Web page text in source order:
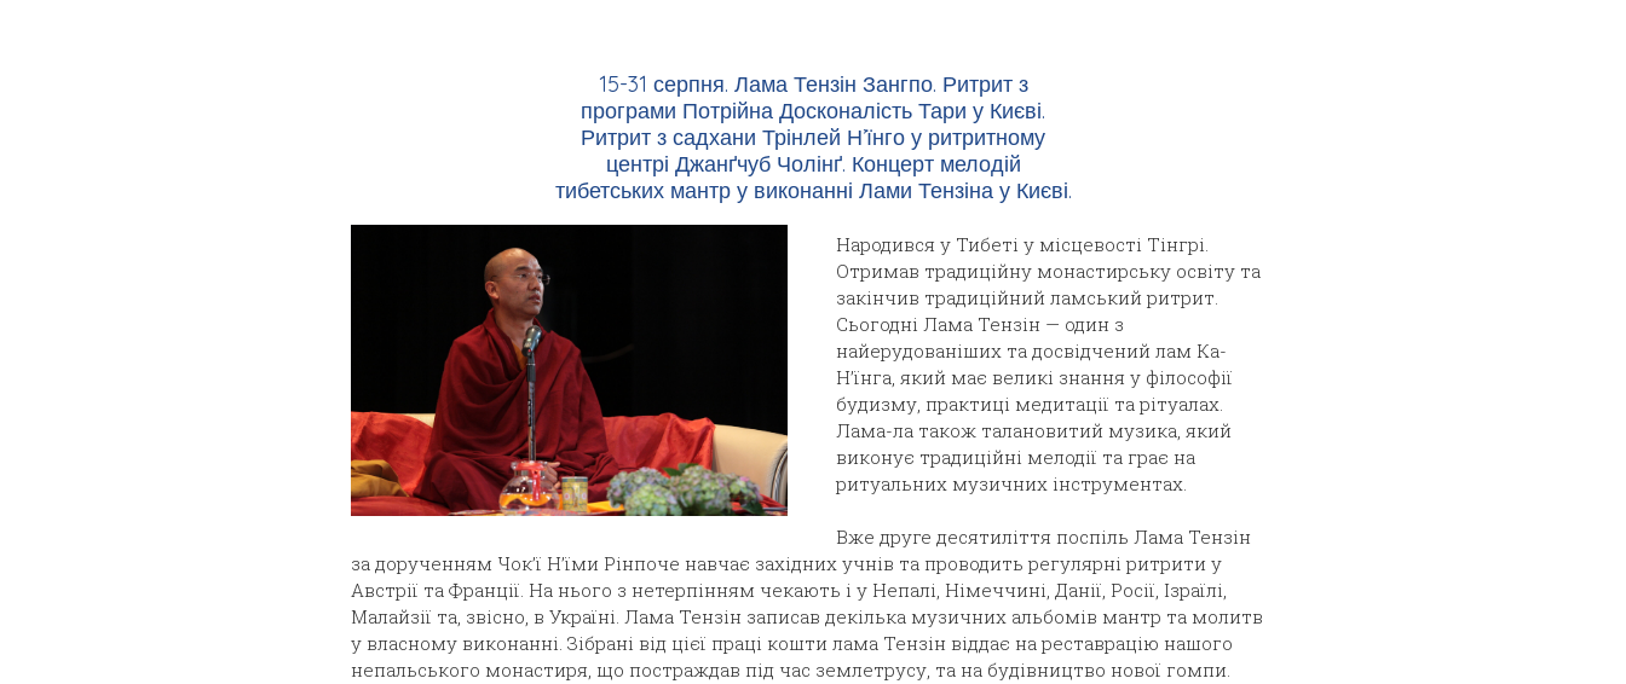
15-31 серпня. Лама Тензін Зангпо. Ритрит з
програми Потрійна Досконалість Тари у Києві.
Ритрит з садхани Трінлей Н’їнго у ритритному
центрі Джанґчуб Чолінґ. Концерт мелодій
тибетських мантр у виконанні Лами Тензіна у Києві.
Народився у Тибеті у місцевості Тінгрі.
Отримав традиційну монастирську освіту та
закінчив традиційний ламський ритрит.
Сьогодні Лама Тензін — один з
найерудованіших та досвідчений лам Ка-
Н’їнга, який має великі знання у філософії
будизму, практиці медитації та рітуалах.
Лама-ла також талановитий музика, який
виконує традиційні мелодії та грає на
ритуальних музичних інструментах.
Вже друге десятиліття поспіль Лама Тензін
за дорученням Чок’ї Н’їми Рінпоче навчає західних учнів та проводить регулярні ритрити у
Австрії та Франції. На нього з нетерпінням чекають і у Непалі, Німеччині, Данії, Росії, Ізраїлі,
Малайзії та, звісно, в Україні. Лама Тензін записав декілька музичних альбомів мантр та молитв
у власному виконанні. Зібрані від цієї праці кошти лама Тензін віддає на реставрацію нашого
непальського монастиря, що постраждав під час землетрусу, та на будівництво нової гомпи.